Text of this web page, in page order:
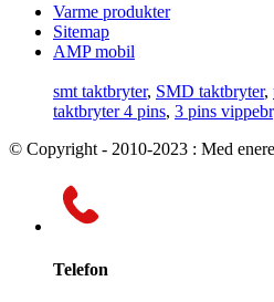
Varme produkter
Sitemap
AMP mobil
smt taktbryter, SMD taktbryter,
taktbryter 4 pins, 3 pins
© Copyright - 2010-2023 : Med
Telefon